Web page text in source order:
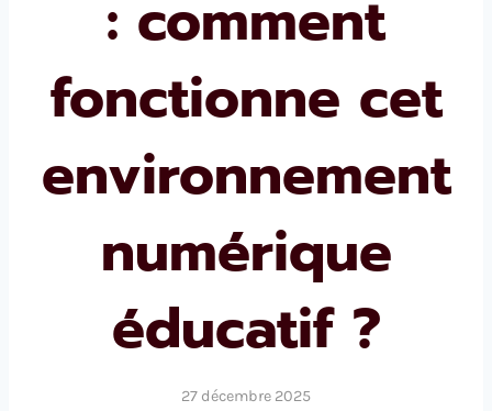
: comment
fonctionne cet
environnement
numérique
éducatif ?
27 décembre 2025